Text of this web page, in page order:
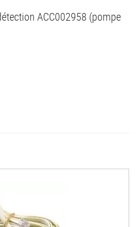
ACC002958 (pompe